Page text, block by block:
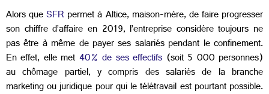
Alors queSFR permet à Altice, maison-mère, de faire progresser
son chiffre d’affaire en 2019, l’entreprise considère toujours ne
pas être à même de payer ses salariés pendant le confinement.
En effet, elle met 40% de ses effectifs (soit 5 000 personnes)
au chômage partiel, y compris des salariés de la branche
marketing ou juridique pour qui le télétravail est pourtant possible.